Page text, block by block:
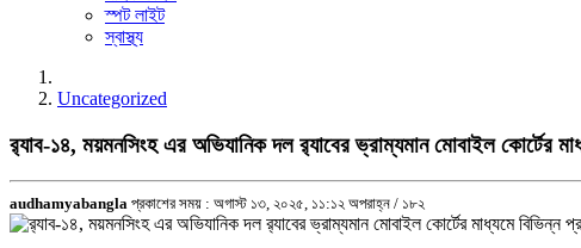
স্পট লাইট
স্বাস্থ্য
Uncategorized
র‌্যাব-১৪, ময়মনসিংহ এর অভিযানিক দল র‌্যাবের ভ্রাম্যমান মোবাইল কোর্টের
audhamyabangla প্রকাশের সময় : অগাস্ট ১৩, ২০২৫, ১১:১২ অপরাহ্ন / ১৮২